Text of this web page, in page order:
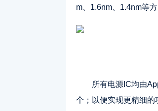
m、1.6nm、1.4nm等方
所有电源IC均由
个；以便实现更精细